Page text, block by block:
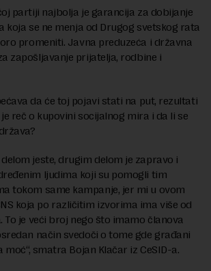
partiji najbolja je garancija za dobijanje
koja se ne menja od Drugog svetskog rata
promeniti. Javna preduzeća i državna
zapošljavanje prijatelja, rodbine i
da će toj pojavi stati na put, rezultati
reč o kupovini socijalnog mira i da li se
jeste, drugim delom je zapravo i
ljudima koji su pomogli tim
tokom same kampanje, jer mi u ovom
koja po različitim izvorima ima više od
To je veći broj nego što imamo članova
način svedoči o tome gde građani
moć“, smatra Bojan Klačar iz CeSID-a.